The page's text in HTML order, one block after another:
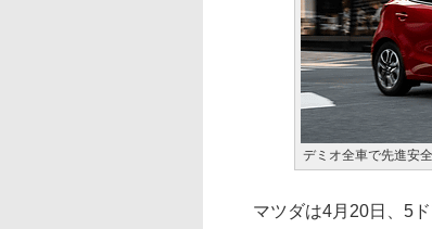
デミオ全車で先進安
マツダは4月20日、5